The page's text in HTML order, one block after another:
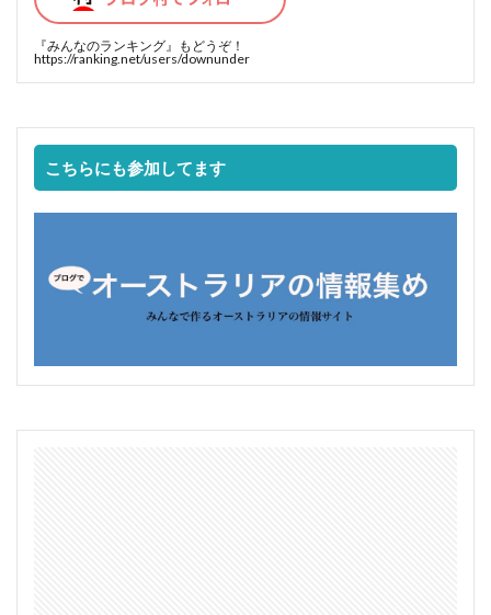
『みんなのランキング』 もどうぞ！
https://ranking.net/users/downunder
こちらにも参加してます